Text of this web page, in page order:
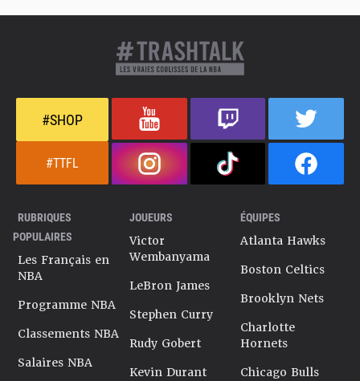
#SHOP
#TTFL
RUBRIQUES
POPULAIRES
Les Français en
NBA
Programme NBA
Classements NBA
Salaires NBA
JOUEURS
Victor
Wembanyama
LeBron James
Stephen Curry
Rudy Gobert
Kevin Durant
ÉQUIPES
Atlanta Hawks
Boston Celtics
Brooklyn Nets
Charlotte
Hornets
Chicago Bulls